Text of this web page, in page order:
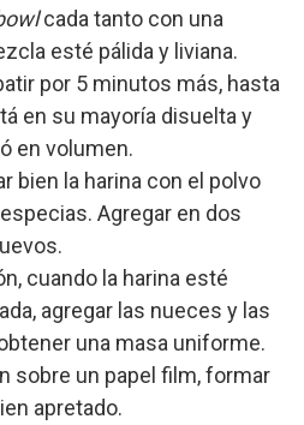
cada tanto con una
esté pálida y liviana.
por 5 minutos más, hasta
en su mayoría disuelta y
en volumen.
bien la harina con el polvo
Agregar en dos
cuando la harina esté
agregar las nueces y las
una masa uniforme.
sobre un papel film, formar
apretado.